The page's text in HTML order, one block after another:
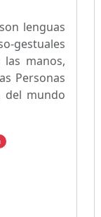
lenguas
manos,
Personas
del mundo